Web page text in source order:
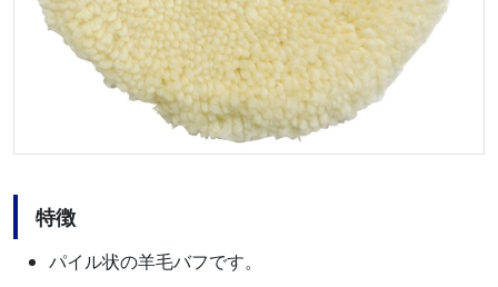
特徴
パイル状の羊毛バフです。